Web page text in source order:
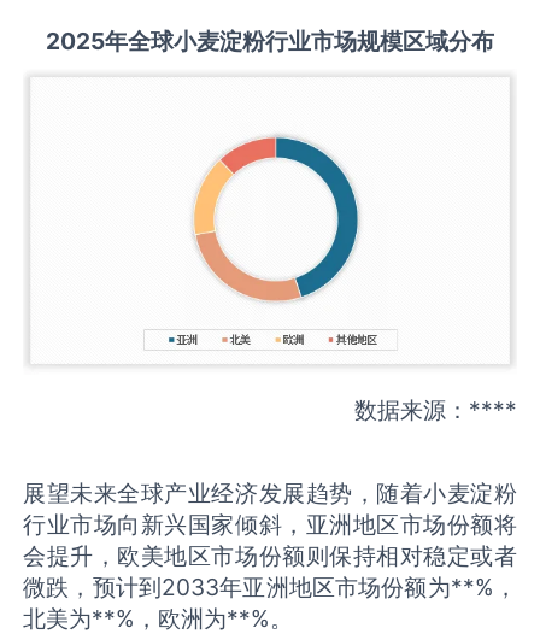
2025年全球小麦淀粉行业市场规模区域分布
数据来源：****
展望未来全球产业经济发展趋势，随着小麦淀粉
行业市场向新兴国家倾斜，亚洲地区市场份额将
会提升，欧美地区市场份额则保持相对稳定或者
微跌，预计到2033年亚洲地区市场份额为**%，
北美为**%，欧洲为**%。